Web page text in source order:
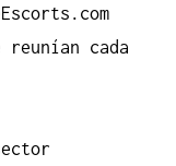
cada